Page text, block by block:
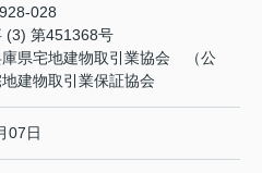
028
(3) 第451368号
庫県宅地建物取引業協会 （公
建物取引業保証協会
07日